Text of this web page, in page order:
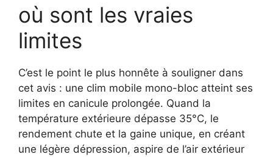
où sont les vraies
limites
C’est le point le plus honnête à souligner dans
cet avis : une clim mobile mono-bloc atteint ses
limites en canicule prolongée. Quand la
température extérieure dépasse 35°C, le
rendement chute et la gaine unique, en créant
une légère dépression, aspire de l’air extérieur